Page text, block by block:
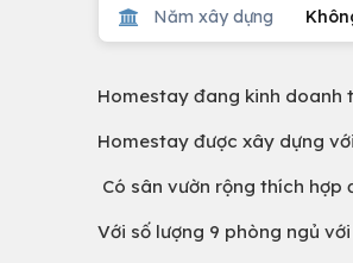
Năm xây dựng
Homestay đang kinh doanh
Homestay được xây dựng
Có sân vườn rộng thích hợp
Với số lượng 9 phòng ngủ